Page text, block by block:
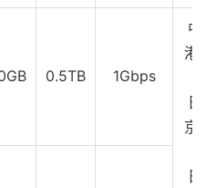
0.5TB 1Gbps
中
港
京